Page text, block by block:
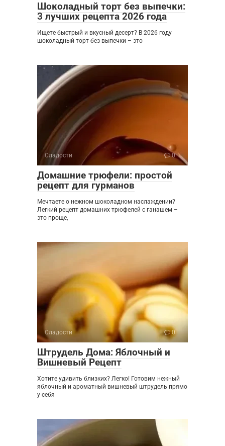
Шоколадный торт без выпечки:
3 лучших рецепта 2026 года
Ищете быстрый и вкусный десерт? В 2026 году
шоколадный торт без выпечки – это
Сладости 0
Домашние трюфели: простой
рецепт для гурманов
Мечтаете о нежном шоколадном наслаждении?
Легкий рецепт домашних трюфелей с ганашем –
это проще,
Сладости 0
Штрудель Дома: Яблочный и
Вишневый Рецепт
Хотите удивить близких? Легко! Готовим нежный
яблочный и ароматный вишневый штрудель прямо
у себя